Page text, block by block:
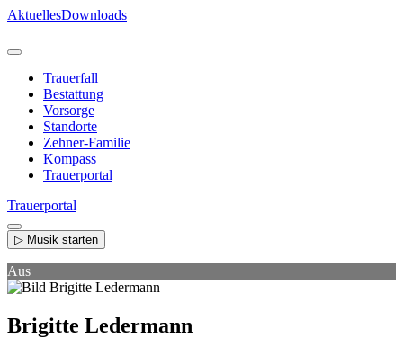
Direkt
Inhalt
AktuellesDownloads
Trauerfall
Bestattung
Vorsorge
Standorte
Zehner-Familie
Kompass
Trauerportal
Trauerportal
▷ Musik starten
Aus
Brigitte Ledermann